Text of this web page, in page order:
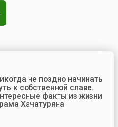
не поздно начинать
к собственной славе.
факты из жизни
Хачатуряна